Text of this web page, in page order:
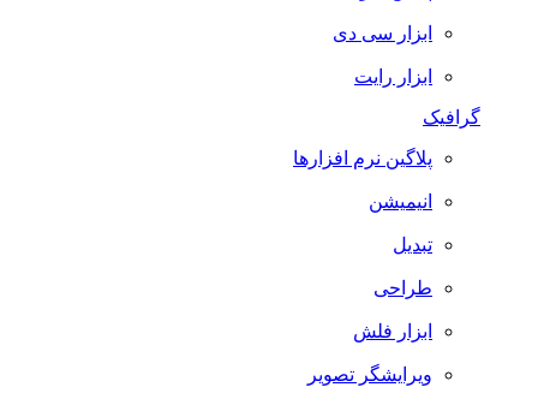
ابزار سی دی
ابزار رایت
گرافیک
پلاگین نرم افزارها
انیمیشن
تبدیل
طراحی
ابزار فلش
ویرایشگر تصویر